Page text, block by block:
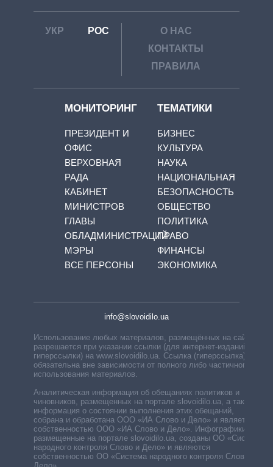
УКР РОС
О НАС
КОНТАКТЫ
ПРАВИЛА
МОНИТОРИНГ
ПРЕЗИДЕНТ И
ОФИС
ВЕРХОВНАЯ
РАДА
КАБИНЕТ
МИНИСТРОВ
ГЛАВЫ
ОБЛАДМИНИСТРАЦИЙ
МЭРЫ
ВСЕ ПЕРСОНЫ
ТЕМАТИКИ
БИЗНЕС
КУЛЬТУРА
НАУКА
НАЦИОНАЛЬНАЯ
БЕЗОПАСНОСТЬ
ОБЩЕСТВО
ПОЛИТИКА
ПРАВО
ФИНАНСЫ
ЭКОНОМИКА
info@slovoidilo.ua
Использование любых материалов, размещённых на сайте,
разрешается при указании ссылки (для интернет-изданий —
гиперссылки) на www.slovoidilo.ua. Ссылка (гиперссылка)
обязательна вне зависимости от полного либо частичного
использования материалов.
Аналитическая информация об обещаниях политиков и
чиновников, размещенных на портале slovoidilo.ua, а также
информация о состоянии выполнения этих обещаний,
собрана и обработана ООО «ИА Слово и Дело» и является
собственностью ООО «ИА Слово и Дело». Инфографики,
размещенные на портале slovoidilo.ua, созданы ОО «Система
народного контроля Слово и Дело» и являются
собственностью ОО «Система народного контроля Слово и